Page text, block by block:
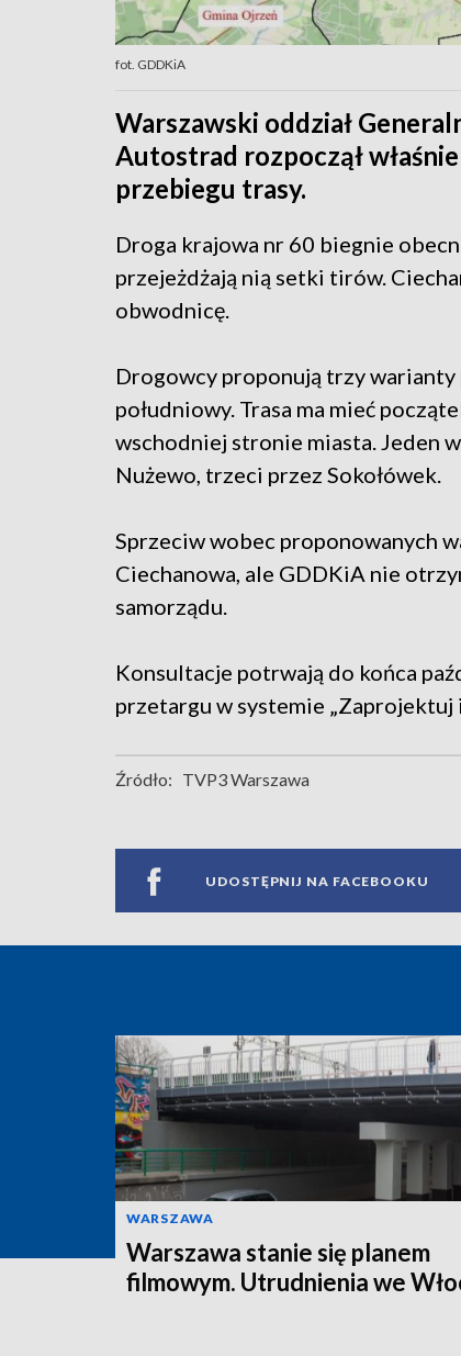
fot. GDDKiA
Warszawski oddział
Autostrad rozpoczął
przebiegu trasy.
Droga krajowa nr 60 biegnie
przejeżdżają nią setki tirów.
obwodnicę.
Drogowcy proponują trzy
południowy. Trasa ma mieć
wschodniej stronie miasta. Jeden
Nużewo, trzeci przez Sokołówek.
Sprzeciw wobec proponowanych
Ciechanowa, ale GDDKiA nie
samorządu.
Konsultacje potrwają do końca
przetargu w systemie „Zaprojektuj
Źródło: TVP3 Warszawa
UDOSTĘPNIJ NA FACEBOOKU
WARSZAWA
Warszawa stanie się planem
filmowym. Utrudnienia we